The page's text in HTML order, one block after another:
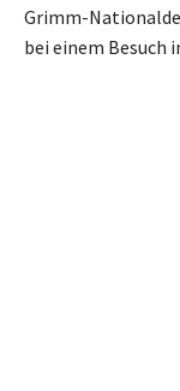
Grimm-
bei einem Besuch